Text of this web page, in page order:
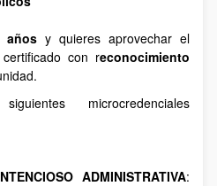
añosy quieres aprovechar el
con reconocimiento
microcredenciales
ADMINISTRATIVA: